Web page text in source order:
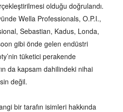
olduğu doğrulandı.
Wella Professionals, O.P.I.,
Sebastian, Kadus, Londa,
gibi önde gelen endüstri
tüketici perakende
da kapsam dahilindeki nihai
değil.
bir tarafın isimleri hakkında